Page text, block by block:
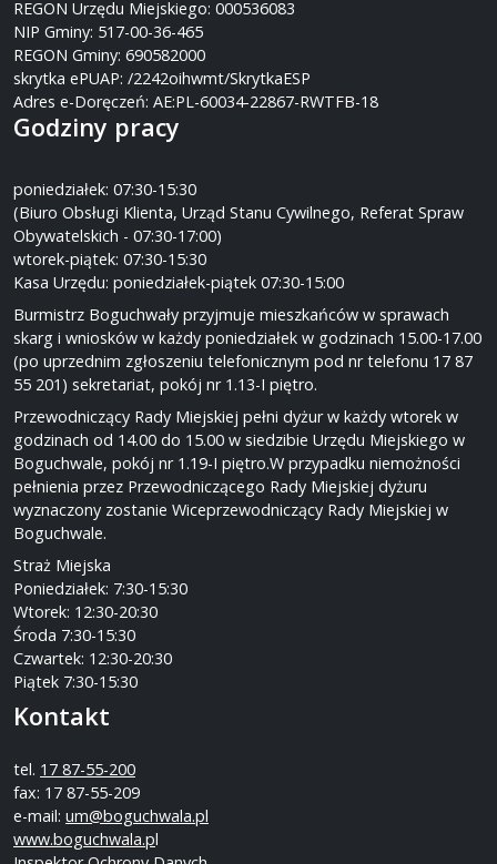
REGON Urzędu Miejskiego: 000536083
NIP Gminy: 517-00-36-465
REGON Gminy: 690582000
skrytka ePUAP: /2242oihwmt/SkrytkaESP
Adres e-Doręczeń: AE:PL-60034-22867-RWTFB-18
Godziny pracy
poniedziałek: 07:30-15:30
(Biuro Obsługi Klienta, Urząd Stanu Cywilnego, Referat Spraw
Obywatelskich - 07:30-17:00)
wtorek-piątek: 07:30-15:30
Kasa Urzędu: poniedziałek-piątek 07:30-15:00
Burmistrz Boguchwały przyjmuje mieszkańców w sprawach
skarg i wniosków w każdy poniedziałek w godzinach 15.00-17.00
(po uprzednim zgłoszeniu telefonicznym pod nr telefonu 17 87
55 201) sekretariat, pokój nr 1.13-I piętro.
Przewodniczący Rady Miejskiej pełni dyżur w każdy wtorek w
godzinach od 14.00 do 15.00 w siedzibie Urzędu Miejskiego w
Boguchwale, pokój nr 1.19-I piętro.W przypadku niemożności
pełnienia przez Przewodniczącego Rady Miejskiej dyżuru
wyznaczony zostanie Wiceprzewodniczący Rady Miejskiej w
Boguchwale.
Straż Miejska
Poniedziałek: 7:30-15:30
Wtorek: 12:30-20:30
Środa 7:30-15:30
Czwartek: 12:30-20:30
Piątek 7:30-15:30
Kontakt
tel. 17 87-55-200
fax: 17 87-55-209
e-mail: um@boguchwala.pl
www.boguchwala.pl